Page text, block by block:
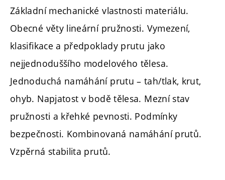
Základní mechanické vlastnosti materiálu.
Obecné věty lineární pružnosti. Vymezení,
klasifikace a předpoklady prutu jako
nejjednoduššího modelového tělesa.
Jednoduchá namáhání prutu – tah/tlak, krut,
ohyb. Napjatost v bodě tělesa. Mezní stav
pružnosti a křehké pevnosti. Podmínky
bezpečnosti. Kombinovaná namáhání prutů.
Vzpěrná stabilita prutů.